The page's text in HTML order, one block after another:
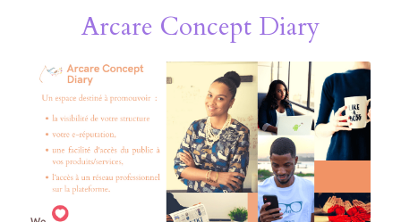
Arcare Concept Diary